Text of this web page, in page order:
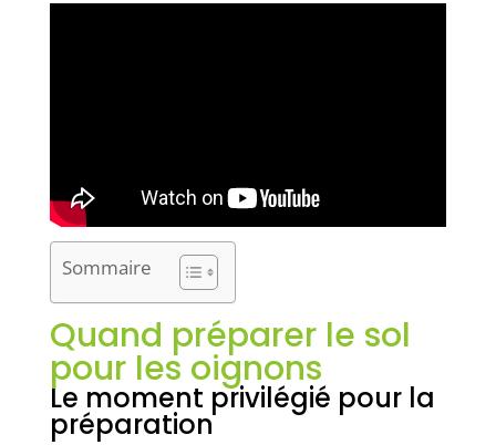
Sommaire
Quand préparer le sol
pour les oignons
Le moment privilégié pour la
préparation